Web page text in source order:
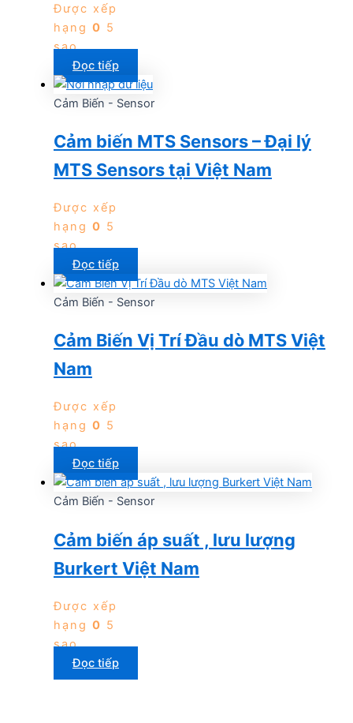
Được xếp
hạng 0 5
sao
Đọc tiếp
Cảm Biến - Sensor
Cảm biến MTS Sensors – Đại lý
MTS Sensors tại Việt Nam
Được xếp
hạng 0 5
sao
Đọc tiếp
Cảm Biến - Sensor
Cảm Biến Vị Trí Đầu dò MTS Việt
Nam
Được xếp
hạng 0 5
sao
Đọc tiếp
Cảm Biến - Sensor
Cảm biến áp suất , lưu lượng
Burkert Việt Nam
Được xếp
hạng 0 5
sao
Đọc tiếp